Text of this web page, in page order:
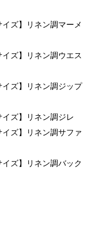
ズ】リネン調マーメ
ズ】リネン調ウエス
ズ】リネン調ジップ
ズ】リネン調ジレ
ズ】リネン調サファ
ズ】リネン調バック